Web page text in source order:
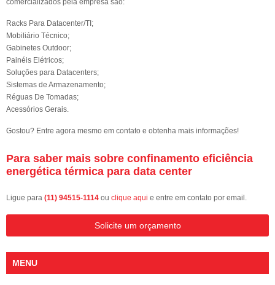
comercializados pela empresa são:
Racks Para Datacenter/TI;
Mobiliário Técnico;
Gabinetes Outdoor;
Painéis Elétricos;
Soluções para Datacenters;
Sistemas de Armazenamento;
Réguas De Tomadas;
Acessórios Gerais.
Gostou? Entre agora mesmo em contato e obtenha mais informações!
Para saber mais sobre confinamento eficiência
energética térmica para data center
Ligue para (11) 94515-1114 ou clique aqui e entre em contato por email.
Solicite um orçamento
MENU